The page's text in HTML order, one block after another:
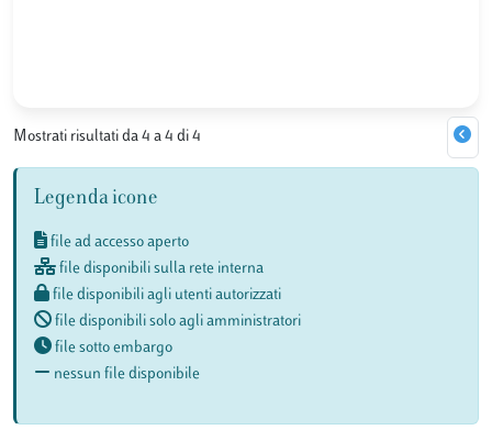
Mostrati risultati da 4 a 4 di 4
Legenda icone
file ad accesso aperto
file disponibili sulla rete interna
file disponibili agli utenti autorizzati
file disponibili solo agli amministratori
file sotto embargo
nessun file disponibile